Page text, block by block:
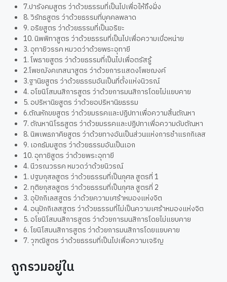
7.ปารังคมสูตร ว่าด้วยธรรมที่เป็นไปเพื่อให้ถึงฝั่ง
8. วิรัทธสูตร ว่าด้วยธรรมที่บุคคลพลาด
9. อริยสูตร ว่าด้วยธรรมที่เป็นอริยะ
10. นิพพิทาสูตร ว่าด้วยธรรมที่เป็นไปเพื่อความเบื่อหน่าย
3. อุทายิวรรค หมวดว่าด้วยพระอุทายี
1. โพธายสูตร ว่าด้วยธรรมที่เป็นไปเพื่อตรัสรู้
2.โพชฌังคเทสนาสูตร ว่าด้วยการแสดงโพชฌงค์
3.ฐานิยสูตร ว่าด้วยธรรมอันเป็นที่ตั้งแห่งนิวรณ์
4. อโยนิโสมนสิการสูตร ว่าด้วยการมนสิการโดยไม่แยบคาย
5. อปริหานิยสูตร ว่าด้วยอปริหานิยธรรม
6.ตัณหักขยสูตร ว่าด้วยมรรคและปฏิปทาเพื่อความสิ้นตัณหา
7. ตัณหานิโรธสูตร ว่าด้วยมรรคและปฏิปทาเพื่อความดับตัณหา
8. นิพเพธภาคิยสูตร ว่าด้วยทางอันเป็นส่วนแห่งการชำแรกกิเลส
9. เอกธัมมสูตร ว่าด้วยธรรมอันเป็นเอก
10. อุทายิสูตร ว่าด้วยพระอุทายี
4. นีวรณวรรค หมวดว่าด้วยนิวรณ์
1. ปฐมกุสลสูตร ว่าด้วยธรรมที่เป็นกุศล สูตรที่ 1
2. ทุติยกุสลสูตร ว่าด้วยธรรมที่เป็นกุศล สูตรที่ 2
3. อุปักกิเลสสูตร ว่าด้วยความเศร้าหมองแห่งจิต
4. อนุปักกิเลสสูตร ว่าด้วยธรรมที่ไม่เป็นความเศร้าหมองแห่งจิต
5. อโยนิโสมนสิการสูตร ว่าด้วยการมนสิการโดยไม่แยบคาย
6. โยนิโสมนสิการสูตร ว่าด้วยการมนสิการโดยแยบคาย
7. วุฑฒิสูตร ว่าด้วยธรรมที่เป็นไปเพื่อความเจริญ
ถูกรวมอยู่ใน